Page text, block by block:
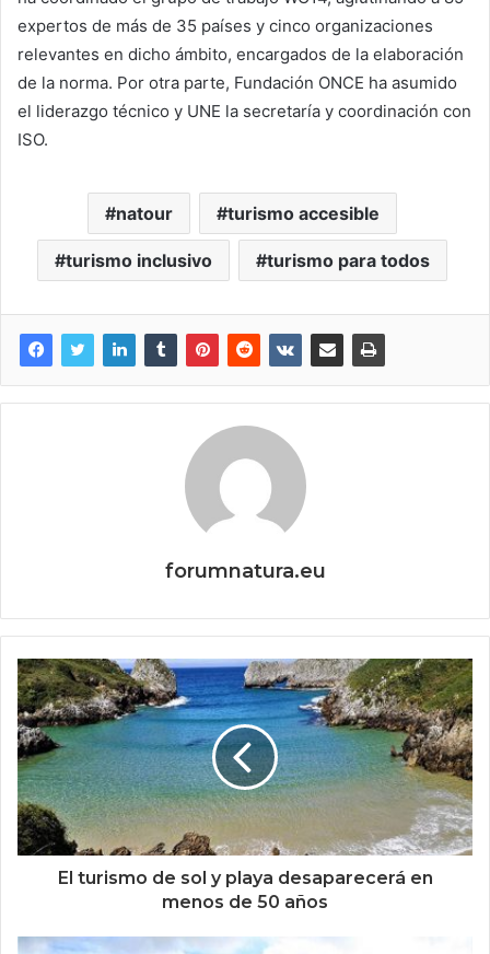
expertos de más de 35 países y cinco organizaciones
relevantes en dicho ámbito, encargados de la elaboración
de la norma. Por otra parte, Fundación ONCE ha asumido
el liderazgo técnico y UNE la secretaría y coordinación con
ISO.
natour turismo accesible
turismo inclusivo turismo para todos
forumnatura.eu
El turismo de sol y playa desaparecerá en
menos de 50 años